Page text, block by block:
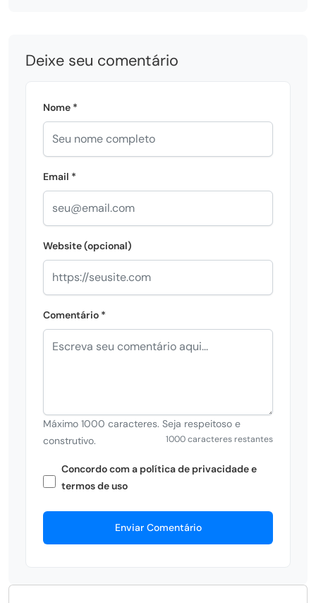
Deixe seu comentário
Nome *
Email *
Website (opcional)
Comentário *
Máximo 1000 caracteres. Seja respeitoso e
construtivo.
1000 caracteres restantes
Concordo com a política de privacidade e
termos de uso
Enviar Comentário